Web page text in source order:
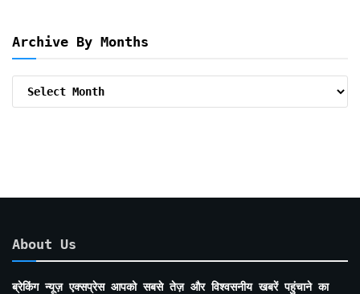
Archive By Months
About Us
ब्रेकिंग न्यूज़ एक्सप्रेस आपको सबसे तेज़ और विश्वसनीय खबरें पहुंचाने का